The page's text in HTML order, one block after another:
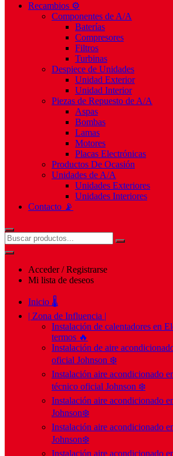
Recambios ⚙️
Componentes de A/A
Baterías
Compresores
Filtros
Turbinas
Despiece de Unidades
Unidad Exterior
Unidad Interior
Piezas de Repuesto de A/A
Aspas
Bombas
Lamas
Motores
Placas Electrónicas
Productos De Ocasión
Unidades de A/A
Unidades Exteriores
Unidades Interiores
Contacto 📡
Acceder / Registrarse
Mi lista de deseos
Inicio 🌡️
| Zona de Influencia |
Instalación de calentadores en
termos 🔥
Instalación de aire
oficial Johnson ❄️
Instalación aire acondicionado
técnico oficial Johnson ❄️
Instalación aire acondicionado
Johnson❄️
Instalación aire acondicionado
Johnson❄️
Instalación aire acondicionado